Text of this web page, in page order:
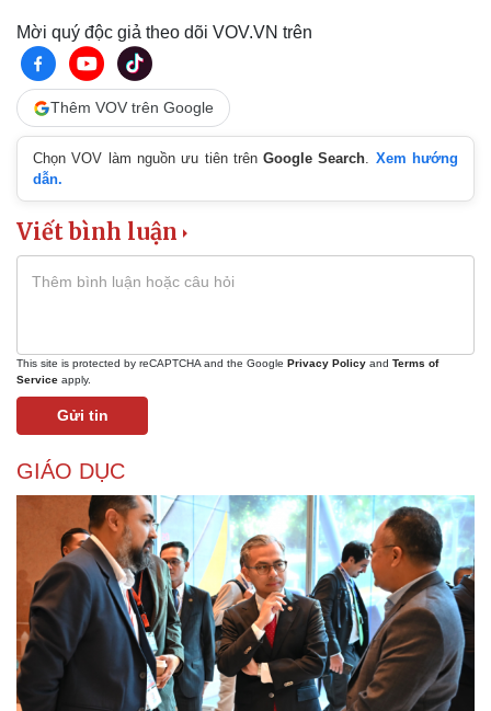
Doanh nghiệp
Thông tin doanh nghiệp
Doanh nghiệp 24h
Doanh nhân
Vì cộng đồng
Công nghệ
Mời quý độc giả theo dõi VOV.VN trên
Thêm VOV trên Google
Chọn VOV làm nguồn ưu tiên trênGoogle Search. Xem hướng
dẫn.
Viết bình luận
This site is protected by reCAPTCHA and the Google Privacy Policy and Terms of
Service apply.
Gửi tin
GIÁO DỤC